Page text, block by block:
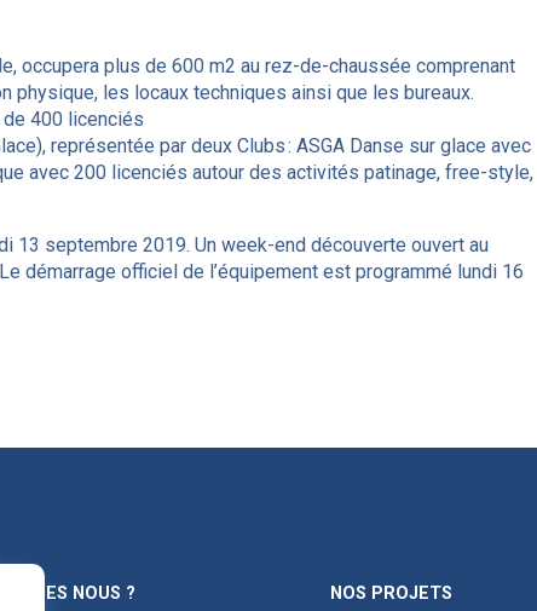
occupera plus de 600 m2 au rez-de-chaussée comprenant
les locaux techniques ainsi que les bureaux.
de 400 licenciés
représentée par deux Clubs : ASGA Danse sur glace avec
avec 200 licenciés autour des activités patinage, free-style,
13 septembre 2019. Un week-end découverte ouvert au
démarrage officiel de l’équipement est programmé lundi 16
NOUS ? NOS PROJETS